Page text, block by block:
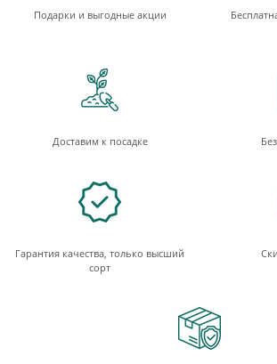
Подарки и выгодные акции
Доставим к посадке
Гарантия качества, только высший
сорт